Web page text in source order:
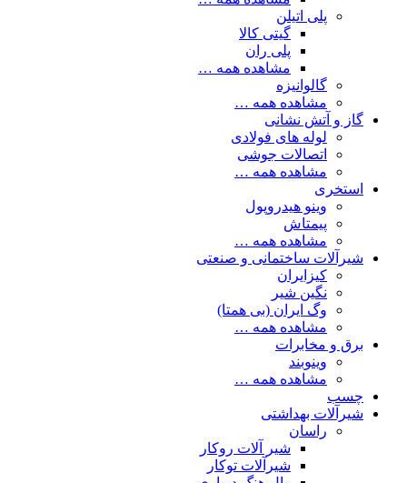
پلی اتیلن
گیتی کالا
پلی ران
مشاهده همه …
گالوانیزه
مشاهده همه …
گاز و آتش نشانی
لوله های فولادی
اتصالات جوشی
مشاهده همه …
استخری
وینو هیدروپول
پیمتاش
مشاهده همه …
شیرآلات ساختمانی و صنعتی
کیزایران
نگین شیر
وگ ایران (بی همتا)
مشاهده همه …
برق و مخابرات
وینوبند
مشاهده همه …
چسب
شیرآلات بهداشتی
راسان
شیر آلات روکار
شیرآلات توکار